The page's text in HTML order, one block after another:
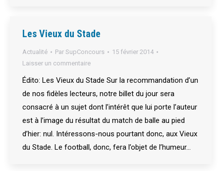
Les Vieux du Stade
Actualité Par SupConcours
15 février 2014
Laisser un commentaire
Édito: Les Vieux du Stade Sur la recommandation d’un
de nos fidèles lecteurs, notre billet du jour sera
consacré à un sujet dont l’intérêt que lui porte l’auteur
est à l’image du résultat du match de balle au pied
d’hier: nul. Intéressons-nous pourtant donc, aux Vieux
du Stade. Le football, donc, fera l’objet de l’humeur…